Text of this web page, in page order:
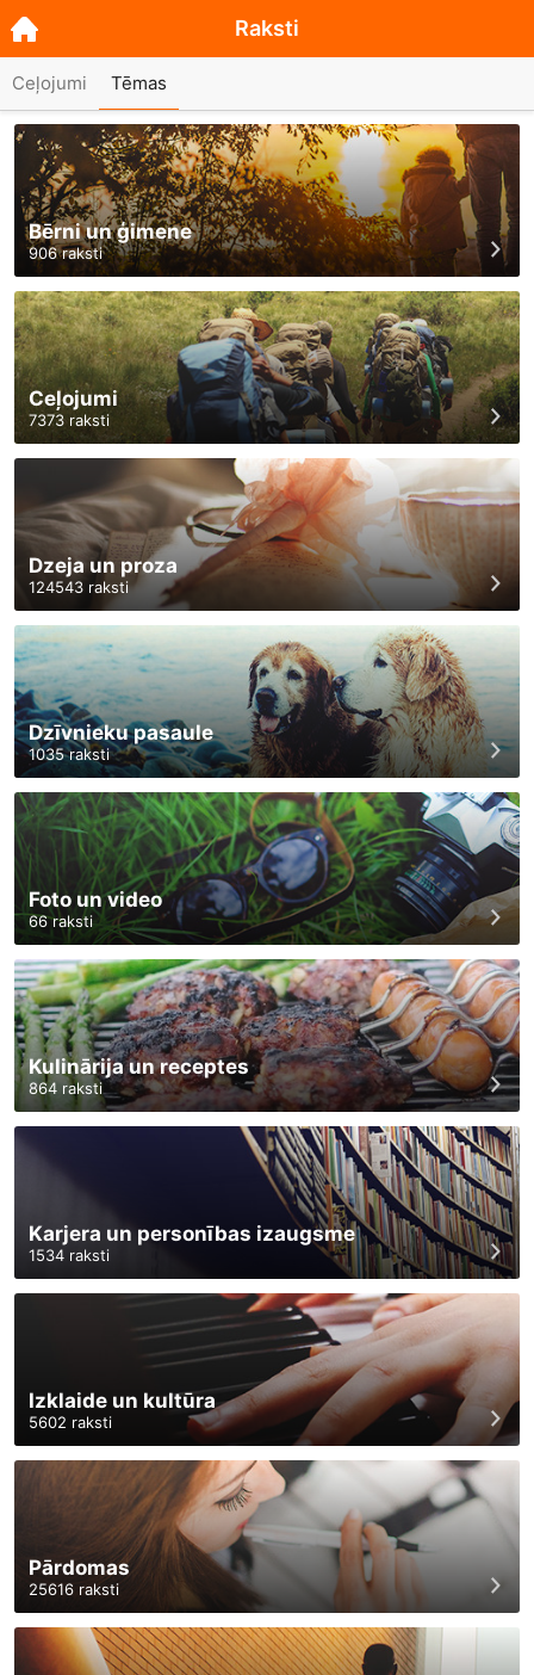
Bērni un ģimene
906raksti
Ceļojumi
7373 raksti
Dzeja un proza
124543 raksti
Dzīvnieku pasaule
1035raksti
Foto un video
66raksti
Kulinārija un receptes
864 raksti
Karjera un personības izaugsme
1534 raksti
Izklaide un kultūra
5602 raksti
Pārdomas
25616 raksti
Raksti
Ceļojumi Tēmas